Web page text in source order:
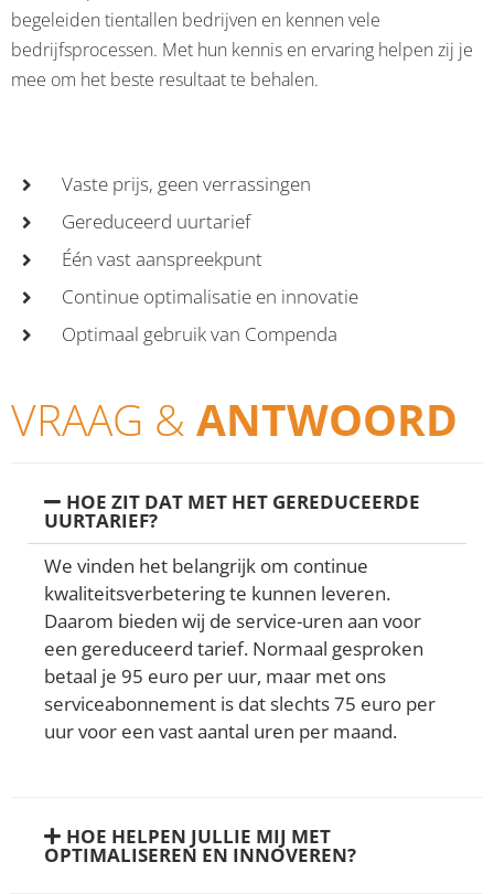
begeleiden tientallen bedrijven en kennen vele
bedrijfsprocessen. Met hun kennis en ervaring helpen zij je
mee om het beste resultaat te behalen.
Vaste prijs, geen verrassingen
Gereduceerd uurtarief
Één vast aanspreekpunt
Continue optimalisatie en innovatie
Optimaal gebruik van Compenda
VRAAG & ANTWOORD
HOE ZIT DAT MET HET GEREDUCEERDE
UURTARIEF?
We vinden het belangrijk om continue
kwaliteitsverbetering te kunnen leveren.
Daarom bieden wij de service-uren aan voor
een gereduceerd tarief. Normaal gesproken
betaal je 95 euro per uur, maar met ons
serviceabonnement is dat slechts 75 euro per
uur voor een vast aantal uren per maand.
HOE HELPEN JULLIE MIJ MET
OPTIMALISEREN EN INNOVEREN?